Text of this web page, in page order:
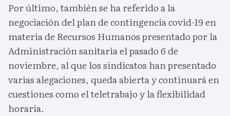
Por último, también se ha referido a la
negociación del plan de contingencia covid-19 en
materia de Recursos Humanos presentado por la
Administración sanitaria el pasado 6 de
noviembre, al que los sindicatos han presentado
varias alegaciones, queda abierta y continuará en
cuestiones como el teletrabajo y la flexibilidad
horaria.